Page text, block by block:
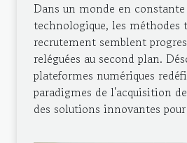
Dans un monde en
technologique, les méthodes
recrutement semblent
reléguées au second plan.
plateformes numériques
paradigmes de l'acquisition
des solutions innovantes